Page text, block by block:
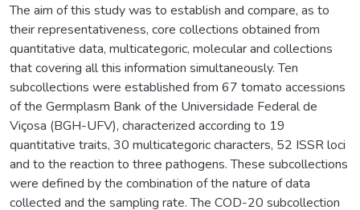
The aim of this study was to establish and compare, as to
their representativeness, core collections obtained from
quantitative data, multicategoric, molecular and collections
that covering all this information simultaneously. Ten
subcollections were established from 67 tomato accessions
of the Germplasm Bank of the Universidade Federal de
Viçosa (BGH-UFV), characterized according to 19
quantitative traits, 30 multicategoric characters, 52 ISSR loci
and to the reaction to three pathogens. These subcollections
were defined by the combination of the nature of data
collected and the sampling rate. The COD-20 subcollection